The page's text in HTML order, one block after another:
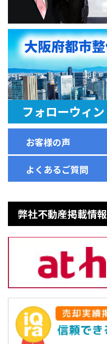
お客様の声
よくあるご質問
弊社不動産掲載情報